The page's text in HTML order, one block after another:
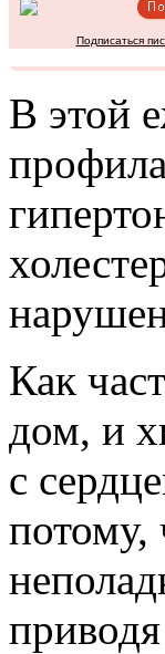
Подписаться
В этой
Как
дом, и
с
потому,